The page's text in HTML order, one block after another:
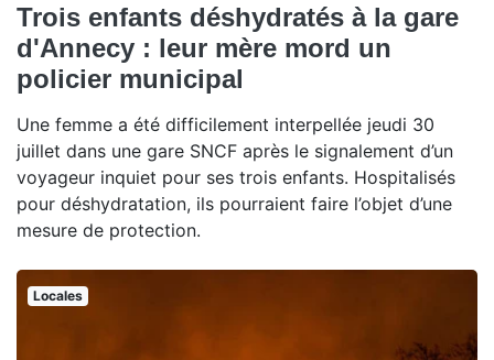
Trois enfants déshydratés à la gare
d'Annecy : leur mère mord un
policier municipal
Une femme a été difficilement interpellée jeudi 30
juillet dans une gare SNCF après le signalement d’un
voyageur inquiet pour ses trois enfants. Hospitalisés
pour déshydratation, ils pourraient faire l’objet d’une
mesure de protection.
Locales